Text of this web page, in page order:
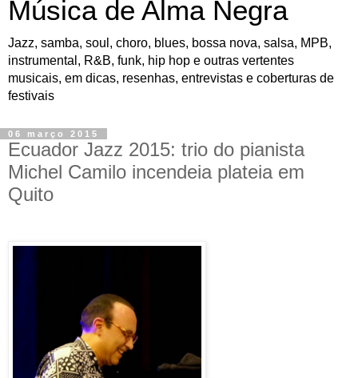
Música de Alma Negra
Jazz, samba, soul, choro, blues, bossa nova, salsa, MPB,
instrumental, R&B, funk, hip hop e outras vertentes
musicais, em dicas, resenhas, entrevistas e coberturas de
festivais
06 março 2015
Ecuador Jazz 2015: trio do pianista
Michel Camilo incendeia plateia em
Quito